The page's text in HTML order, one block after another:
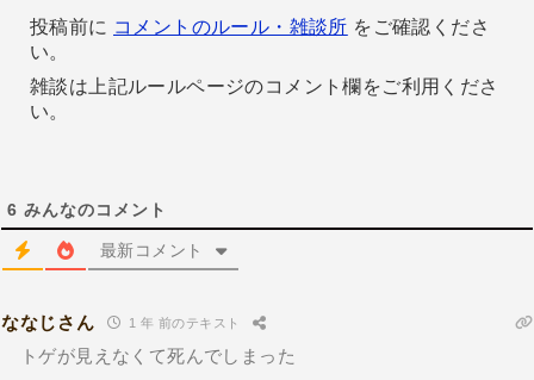
投稿前に コメントのルール・雑談所 をご確認くださ
い。
雑談は上記ルールページのコメント欄をご利用くださ
い。
6 みんなのコメント
最新コメント
ななじさん 1 年 前のテキスト
トゲが見えなくて死んでしまった